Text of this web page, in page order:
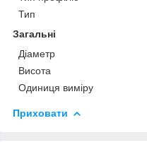
Тип
Загальні
Діаметр
Висота
Одиниця виміру
Приховати